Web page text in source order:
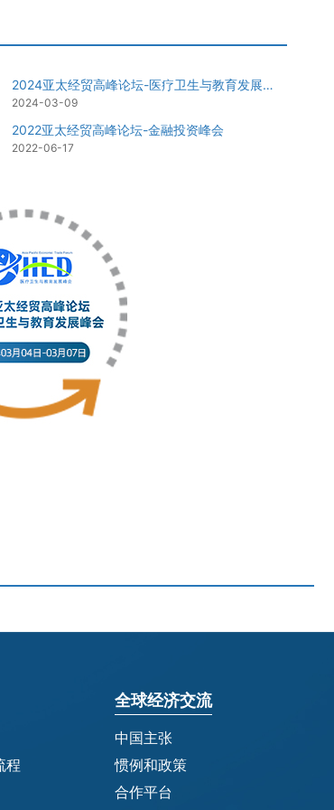
2024亚太经贸高峰论坛-医疗卫生与教育发展峰会
2024-03-09
2022亚太经贸高峰论坛-金融投资峰会
2022-06-17
程
全球经济交流
中国主张
惯例和政策
合作平台